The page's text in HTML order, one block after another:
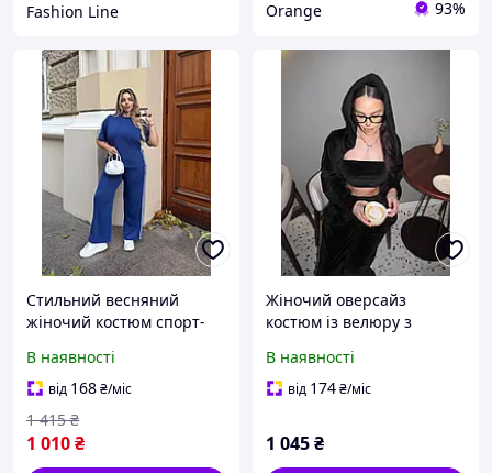
Fashion Line Orange 93%
Стильний весняний
жіночий костюм спорт-
штанами
В наявності
від 168₴/міс
1 010₴
1 415 ₴
Жіночий оверсайз
костюм із велюру з
розкльошеними штанами
В наявності
від 174₴/міс
1 045₴